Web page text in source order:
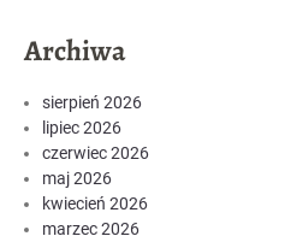
Archiwa
sierpień 2026
lipiec 2026
czerwiec 2026
maj 2026
kwiecień 2026
marzec 2026